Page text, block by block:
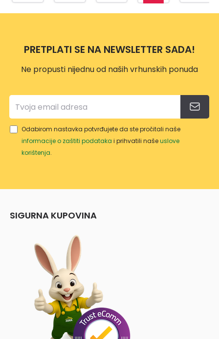
LINE
034
N
PRETPLATI SE NA NEWSLETTER SADA!
Ne propusti nijednu od naših vrhunskih ponuda
Odabirom nastavka potvrđujete da ste pročitali naše
informacije o zaštiti podataka i prihvatili našeuslove
korištenja.
SIGURNA KUPOVINA